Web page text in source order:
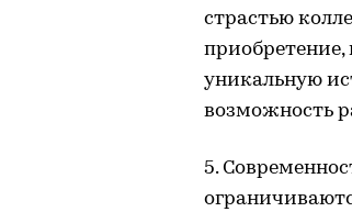
страстью
уникальную
возможность
5.